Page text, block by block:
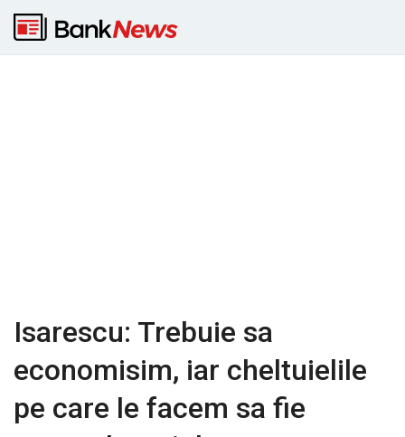
Isarescu: Trebuie sa
economisim, iar cheltuielile
pe care le facem sa fie